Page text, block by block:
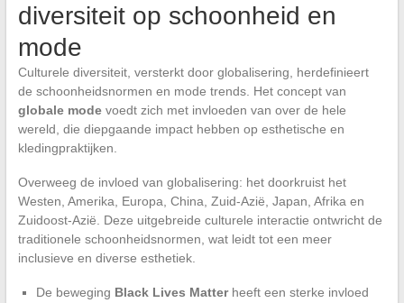
diversiteit op schoonheid en
mode
Culturele diversiteit, versterkt door globalisering, herdefinieert
de schoonheidsnormen en mode trends. Het concept van
globale modevoedt zich met invloeden van over de hele
wereld, die diepgaande impact hebben op esthetische en
kledingpraktijken.
Overweeg de invloed van globalisering: het doorkruist het
Westen, Amerika, Europa, China, Zuid-Azië, Japan, Afrika en
Zuidoost-Azië. Deze uitgebreide culturele interactie ontwricht de
traditionele schoonheidsnormen, wat leidt tot een meer
inclusieve en diverse esthetiek.
De beweging Black Lives Matterheeft een sterke invloed